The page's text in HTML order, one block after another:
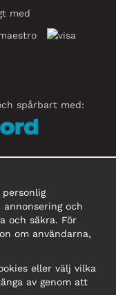
med
spårbart med:
OÜ
adress!
annonsering och
och säkra. För
om användarna,
eller välj vilka
av genom att